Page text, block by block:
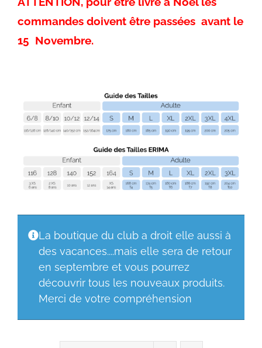
commandes doivent être passées avant le
15 Novembre.
La boutique du club a droit elle aussi à
des vacances....mais elle sera de retour
en septembre et vous pourrez
découvrir tous les nouveaux produits.
Merci de votre compréhension